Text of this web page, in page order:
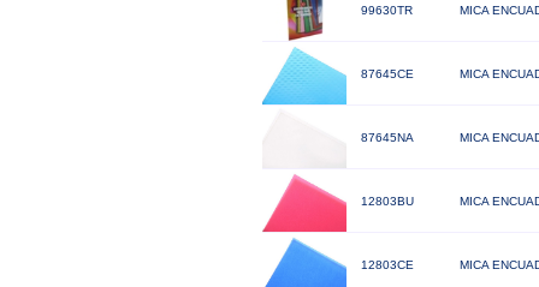
99630TR MICA
87645CE MICA
87645NA MICA
12803BU MICA
12803CE MICA